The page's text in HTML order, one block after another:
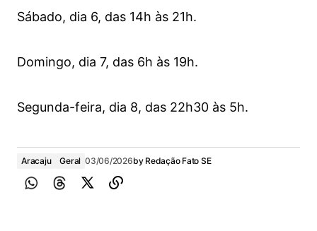
Sábado, dia 6, das 14h às 21h.
Domingo, dia 7, das 6h às 19h.
Segunda-feira, dia 8, das 22h30 às 5h.
Aracaju Geral 03/06/2026by Redação Fato SE